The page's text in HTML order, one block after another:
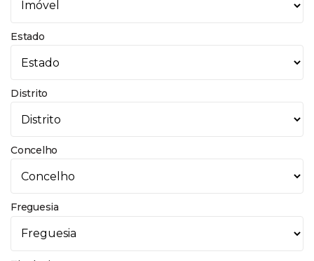
Estado
Distrito
Concelho
Freguesia